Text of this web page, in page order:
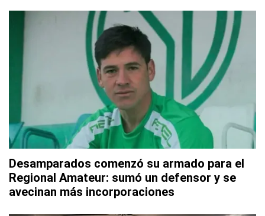
Desamparados comenzó su armado para el
Regional Amateur: sumó un defensor y se
avecinan más incorporaciones